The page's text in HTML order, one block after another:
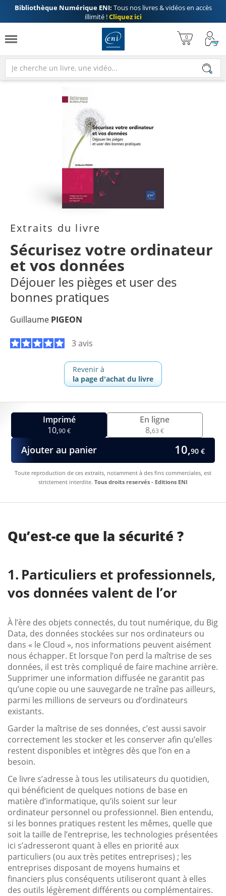
Bibliothèque Numérique ENI: Tous nos livres & vidéos en accès
illimité !Cliquez ici
Extraits du livre
Sécurisez votre ordinateur
et vos données
Déjouer les pièges et user des
bonnes pratiques
Guillaume PIGEON
3 avis
Revenir à
la page d'achat du livre
Imprimé
10,90 €
En ligne
8,63 €
Ajouter au panier 10,90 €
Toute reproduction de ces extraits, notamment à des fins commerciales, est
strictement interdite. Tous droits reservés - Editions ENI
Qu’est-ce que la sécurité ?
Particuliers et professionnels,
vos données valent de l’or
À l’ère des objets connectés, du tout numérique, du Big
Data, des données stockées sur nos ordinateurs ou
dans « le Cloud », nos informations peuvent aisément
nous échapper. Et lorsque l’on perd la maîtrise de ses
données, il est très compliqué de faire machine arrière.
Supprimer une information diffusée ne garantit pas
qu’une copie ou une sauvegarde ne traîne pas ailleurs,
parmi les millions de serveurs ou d’ordinateurs
existants.
Garder la maîtrise de ses données, c’est aussi savoir
correctement les stocker et les conserver afin qu’elles
restent disponibles et intègres dès que l’on en a
besoin.
Ce livre s’adresse à tous les utilisateurs du quotidien,
qui bénéficient de quelques notions de base en
matière d’informatique, qu’ils soient sur leur
ordinateur personnel ou professionnel. Bien entendu,
si les bonnes pratiques restent les mêmes, quelle que
soit la taille de l’entreprise, les technologies présentées
ici s’adresseront quant à elles en priorité aux
particuliers (ou aux très petites entreprises) ; les
entreprises disposant de moyens humains et
financiers plus conséquents utiliseront quant à elles
des outils légèrement différents ou complémentaires.